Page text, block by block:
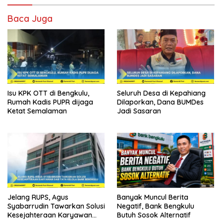
Baca Juga
Isu KPK OTT di Bengkulu,
Rumah Kadis PUPR dijaga
Ketat Semalaman
Seluruh Desa di Kepahiang
Dilaporkan, Dana BUMDes
Jadi Sasaran
Jelang RUPS, Agus
Syabarrudin Tawarkan Solusi
Kesejahteraan Karyawan
Banyak Muncul Berita
Negatif, Bank Bengkulu
Butuh Sosok Alternatif